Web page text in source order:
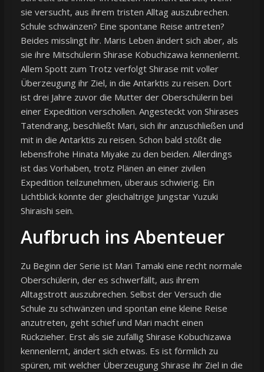
sie versucht, aus ihrem tristen Alltag auszubrechen.
Schule schwänzen? Eine spontane Reise antreten?
Beides misslingt ihr. Maris Leben ändert sich aber, als
sie ihre Mitschülerin Shirase Kobuchizawa kennenlernt.
Allem Spott zum Trotz verfolgt Shirase mit voller
Überzeugung ihr Ziel, in die Antarktis zu reisen. Dort
ist drei Jahre zuvor die Mutter der Oberschülerin bei
einer Expedition verschollen. Angesteckt von Shirases
Tatendrang, beschließt Mari, sich ihr anzuschließen und
mit in die Antarktis zu reisen. Schon bald stößt die
lebensfrohe Hinata Miyake zu den beiden. Allerdings
ist das Vorhaben, trotz Plänen an einer zivilen
Expedition teilzunehmen, überaus schwierig. Ein
Lichtblick könnte der gleichaltrige Jungstar Yuzuki
Shiraishi sein.
Aufbruch ins Abenteuer
Zu Beginn der Serie ist Mari Tamaki eine recht normale
Oberschülerin, der es schwerfällt, aus ihrem
Alltagstrott auszubrechen. Selbst der Versuch die
Schule zu schwänzen und spontan eine kleine Reise
anzutreten, geht schief und Mari macht einen
Rückzieher. Erst als sie zufällig Shirase Kobuchizawa
kennenlernt, ändert sich etwas. Es ist förmlich zu
spüren, mit welcher Überzeugung Shirase ihr Ziel in die